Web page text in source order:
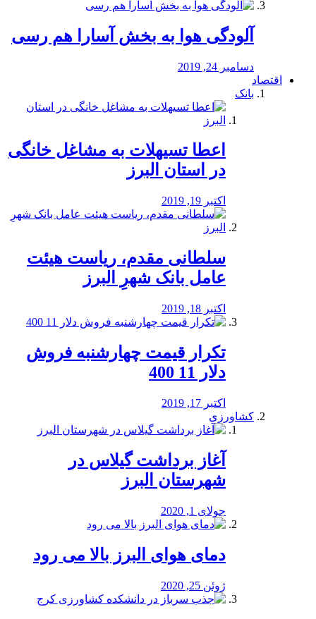
آلودگی هوا به بخش آسارا هم رسی
دسامبر 24, 2019
اقتصاد
بانک
️اعطا تسیهلات به مشاغل خانگی
در استان البرز
اکتبر 19, 2019
سلطانی مقدم، ریاست هیئت
عامل بانک شهرِ البرز
اکتبر 18, 2019
تکرار قیمت چهارشنبه فروش
دلار 11 400
اکتبر 17, 2019
کشاورزی
آغاز برداشت گیلاس در
شهرستان البرز
جولای 1, 2020
دمای هوای البرز بالا می رود
ژوئن 25, 2020